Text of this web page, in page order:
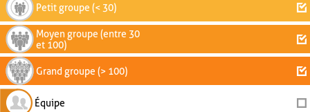
Petit groupe (< 30)
Moyen groupe (entre 30
et 100)
Grand groupe (> 100)
Équipe